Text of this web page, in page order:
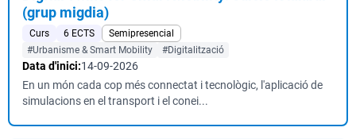
(grup migdia)
Curs 6 ECTS
Semipresencial
#Urbanisme & Smart Mobility
#Digitalització
Data d'inici:14-09-2026
En un món cada cop més connectat i tecnològic, l'aplicació de
simulacions en el transport i el conei...